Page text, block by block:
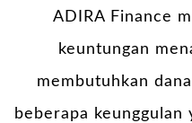
ADIRA Finance
keuntungan
membutuhkan
beberapa keunggulan